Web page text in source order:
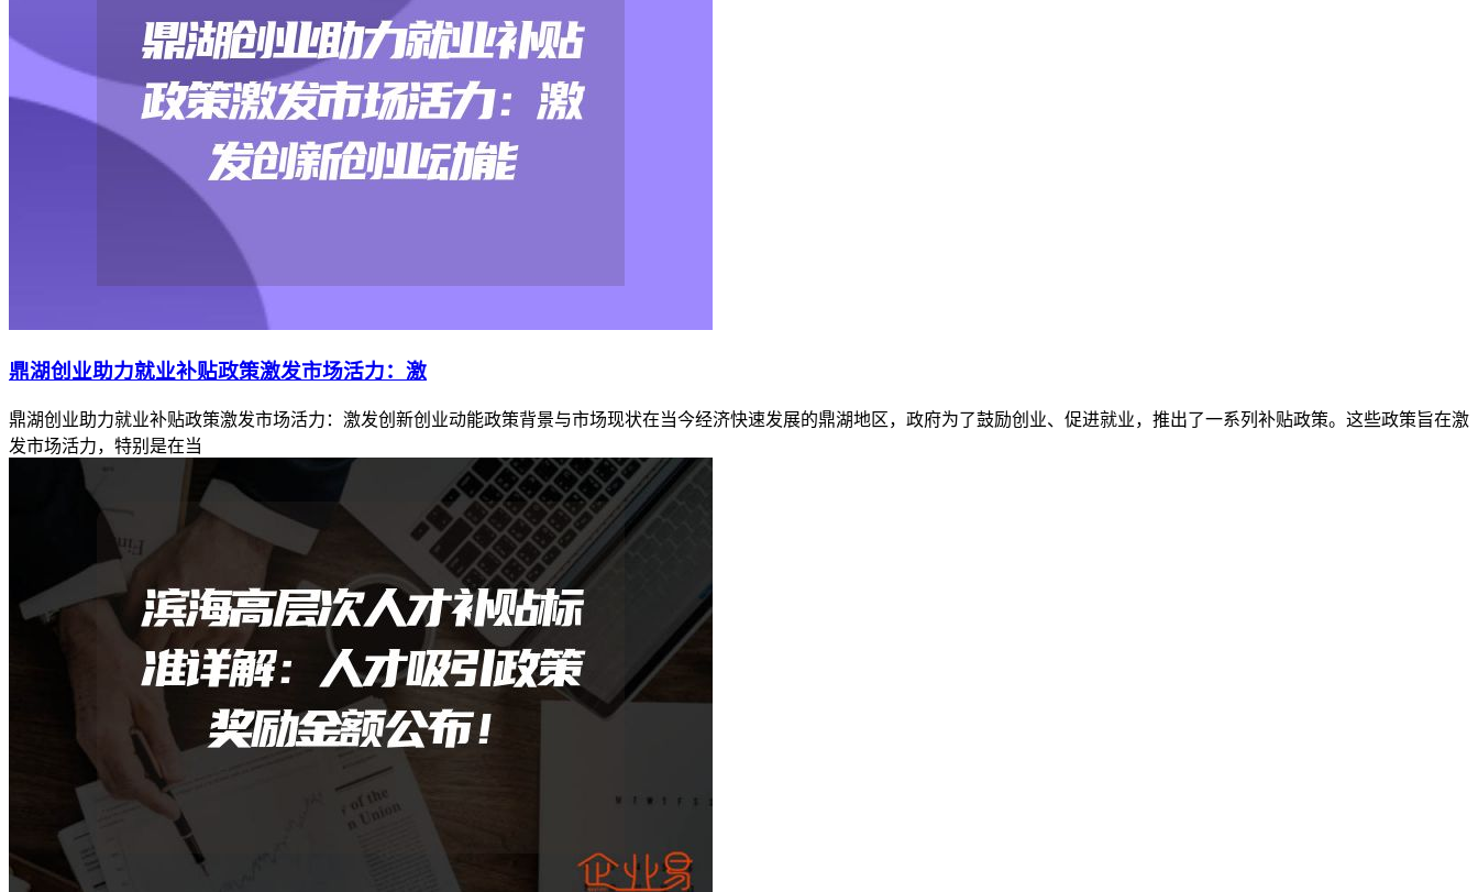
鼎湖创业助力就业补贴政策激发市场活力：激
鼎湖创业助力就业补贴政策激发市场活力：激发创新创业动能政策背景与市场现状在当今经济快速发展的鼎湖地区，政府为了鼓励创业、促进就业，推出了一系列补贴政策。这些政策旨在激
发市场活力，特别是在当